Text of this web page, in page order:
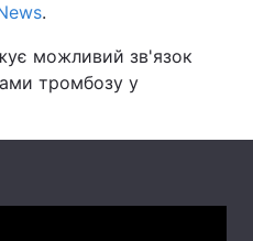
Погода
Регіони
.
можливий зв'язок
тромбозу у